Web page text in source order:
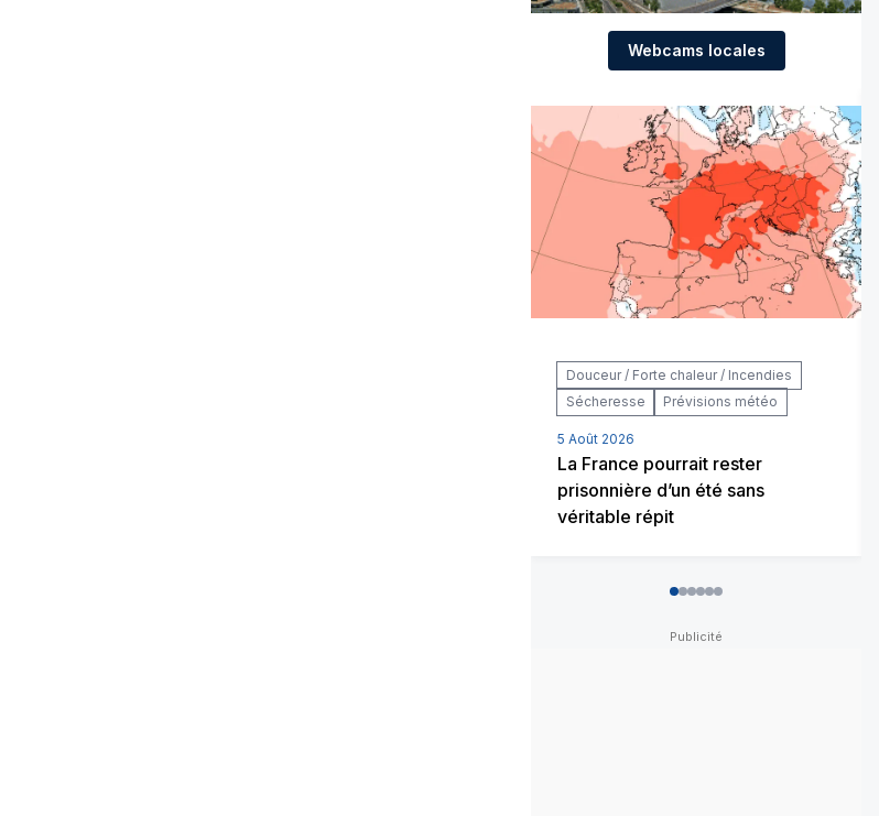
Webcams locales
Douceur / Forte chaleur / Incendies
Sécheresse
Prévisions météo
5 Août 2026
La France pourrait rester
prisonnière d’un été sans
véritable répit
012345